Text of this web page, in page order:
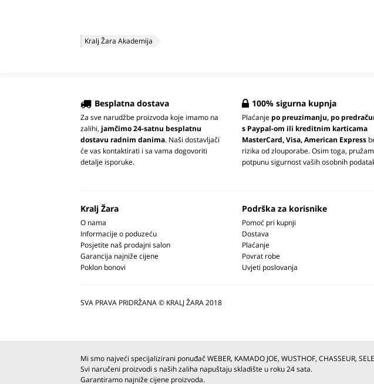
Kralj Žara Akademija
Besplatna dostava
Za sve narudžbe proizvoda koje imamo na
zalihi, jamčimo 24-satnu besplatnu
dostavu radnim danima. Naši dostavljači
će vas kontaktirati i sa vama dogovoriti
detalje isporuke.
100% sigurna kupnja
Plaćanje po preuzimanju, po
s Paypal-om ili kreditnim karticama
MasterCard, Visa, American Express
rizika od zlouporabe. Osim toga,
potpunu sigurnost vaših osobnih
Kralj Žara
O nama
Informacije o poduzeću
Posjetite naš prodajni salon
Garancija najniže cijene
Poklon bonovi
Podrška za korisnike
Pomoć pri kupnji
Dostava
Plaćanje
Povrat robe
Uvjeti poslovanja
SVA PRAVA PRIDRŽANA © KRALJ ŽARA 2018
Mi smo najveći specijalizirani ponuđač WEBER, KAMADO JOE, WUSTHOF, CHASSEUR,
Svi naručeni proizvodi s naših zaliha napuštaju skladište u roku 24 sata.
Garantiramo najniže cijene proizvoda.